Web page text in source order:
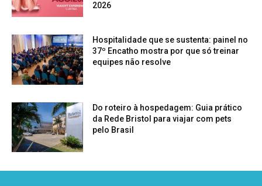
2026
Hospitalidade que se sustenta: painel no
37º Encatho mostra por que só treinar
equipes não resolve
Do roteiro à hospedagem: Guia prático
da Rede Bristol para viajar com pets
pelo Brasil